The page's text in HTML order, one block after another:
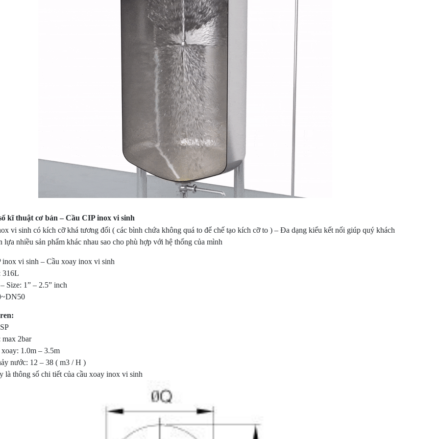
kĩ thuật cơ bản – Cầu CIP inox vi sinh
vi sinh có kích cỡ khá tương đối ( các bình chứa không quá to để chế tạo kích cỡ to ) – Đa dạng kiểu kết nối giúp quý khách
lựa nhiều sản phẩm khác nhau sao cho phù hợp với hệ thống của mình
inox vi sinh – Cầu xoay inox vi sinh
316L
Size: 1” – 2.5” inch
max 2bar
1.0m – 3.5m
nước: 12 – 38 ( m3 / H )
là thông số chi tiết của cầu xoay inox vi sinh